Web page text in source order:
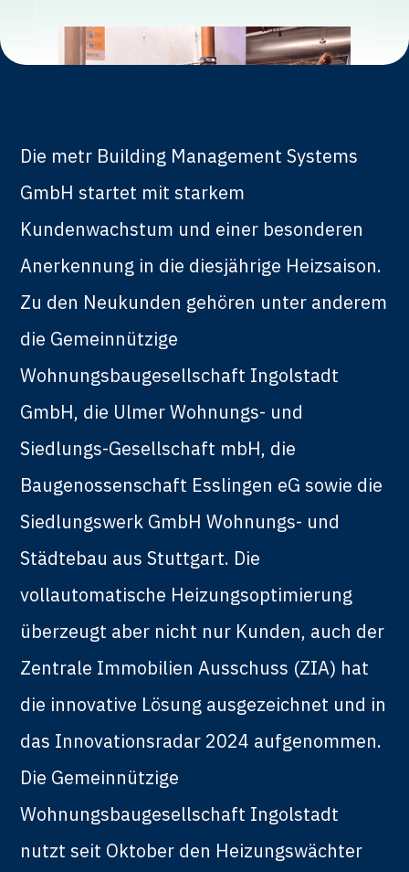
Die metr Building Management Systems
GmbH startet mit starkem
Kundenwachstum und einer besonderen
Anerkennung in die diesjährige Heizsaison.
Zu den Neukunden gehören unter anderem
die Gemeinnützige
Wohnungsbaugesellschaft Ingolstadt
GmbH, die Ulmer Wohnungs- und
Siedlungs-Gesellschaft mbH, die
Baugenossenschaft Esslingen eG sowie die
Siedlungswerk GmbH Wohnungs- und
Städtebau aus Stuttgart. Die
vollautomatische Heizungsoptimierung
überzeugt aber nicht nur Kunden, auch der
Zentrale Immobilien Ausschuss (ZIA) hat
die innovative Lösung ausgezeichnet und in
das Innovationsradar 2024 aufgenommen.
Die Gemeinnützige
Wohnungsbaugesellschaft Ingolstadt
nutzt seit Oktober den Heizungswächter